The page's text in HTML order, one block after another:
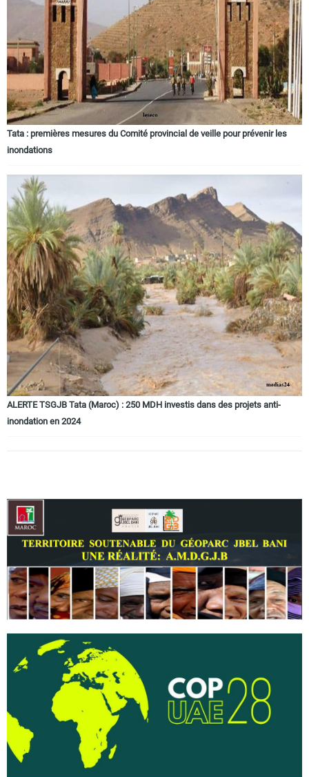
Circuits touristiques
Tourisme
Régions
Evenements
Contact
Tata : premières mesures du Comité provincial de veille pour prévenir les
inondations
ALERTE TSGJB Tata (Maroc) : 250 MDH investis dans des projets anti-
inondation en 2024